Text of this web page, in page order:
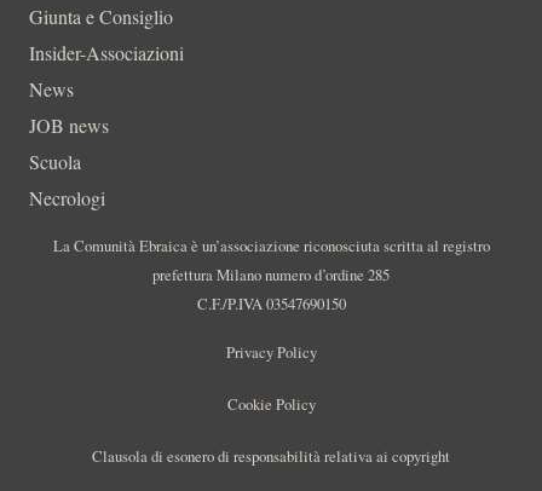
Giunta e Consiglio
Insider-Associazioni
News
JOB news
Scuola
Necrologi
La Comunità Ebraica è un’associazione riconosciuta scritta al registro
prefettura Milano numero d’ordine 285
C.F./P.IVA 03547690150
Privacy Policy
Cookie Policy
Clausola di esonero di responsabilità relativa ai copyright